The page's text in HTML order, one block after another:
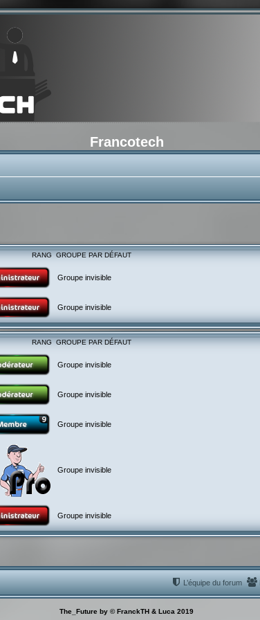
Francotech
RANG GROUPE PAR DÉFAUT
Groupe invisible
Groupe invisible
RANG GROUPE PAR DÉFAUT
Groupe invisible
Groupe invisible
Groupe invisible
Groupe invisible
Groupe invisible
L’équipe du forum
The_Future by © FranckTH & Luca 2019